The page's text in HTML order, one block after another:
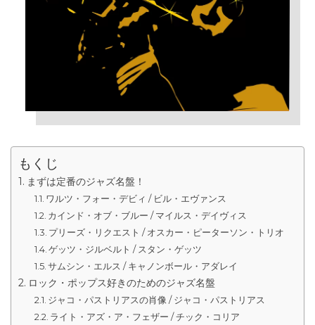
もくじ
まずは定番のジャズ名盤！
ワルツ・フォー・デビィ / ビル・エヴァンス
カインド・オブ・ブルー / マイルス・デイヴィス
プリーズ・リクエスト / オスカー・ピーターソン・トリオ
ゲッツ・ジルベルト / スタン・ゲッツ
サムシン・エルス / キャノンボール・アダレイ
ロック・ポップス好きのためのジャズ名盤
ジャコ・パストリアスの肖像 / ジャコ・パストリアス
ライト・アズ・ア・フェザー / チック・コリア